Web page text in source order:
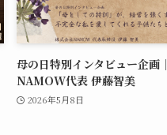
母の日特別インタビュー企画｜
NAMOW代表 伊藤智美
2026年5月8日